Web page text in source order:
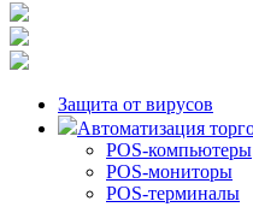
Защита от вирусов
Автоматизация
POS-компьютеры
POS-мониторы
POS-терминалы